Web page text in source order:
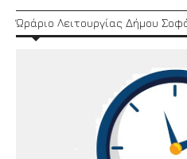
Ώράριο Λειτουργίας Δήμου